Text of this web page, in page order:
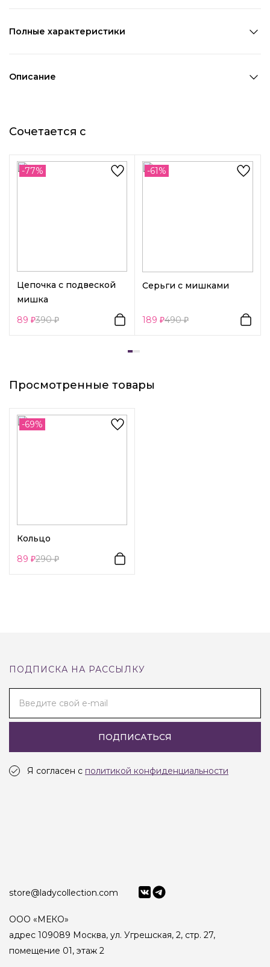
Полные характеристики
Декоративный элемент 1:
Описание
образ яркий акцент и не оставит вас без комплиментов
Сочетается с
-77%
Цепочка с подвеской
мишка
89
390
-61%
Серьги с мишками
189 490
Просмотренные товары
-69%
Кольцо
89
290
ПОДПИСКА НА РАССЫЛКУ
Введите свой e-mail
ПОДПИСАТЬСЯ
Я согласен с политикой конфиденциальности
store@ladycollection.com
ООО «МЕКО»
адрес 109089 Москва, ул. Угрешская, 2, стр. 27,
помещение 01, этаж 2